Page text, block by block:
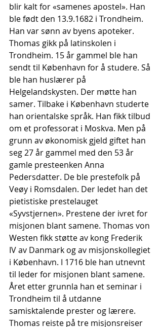
blir kalt for «samenes apostel». Han
ble født den 13.9.1682 i Trondheim.
Han var sønn av byens apoteker.
Thomas gikk på latinskolen i
Trondheim. 15 år gammel ble han
sendt til København for å studere. Så
ble han huslærer på
Helgelandskysten. Der møtte han
samer. Tilbake i København studerte
han orientalske språk. Han fikk tilbud
om et professorat i Moskva. Men på
grunn av økonomisk gjeld giftet han
seg 27 år gammel med den 53 år
gamle presteenken Anna
Pedersdatter. De ble prestefolk på
Veøy i Romsdalen. Der ledet han det
pietistiske prestelauget
«Syvstjernen». Prestene der ivret for
misjonen blant samene. Thomas von
Westen fikk støtte av kong Frederik
IV av Danmark og av misjonskollegiet
i København. I 1716 ble han utnevnt
til leder for misjonen blant samene.
Året etter grunnla han et seminar i
Trondheim til å utdanne
samisktalende prester og lærere.
Thomas reiste på tre misjonsreiser